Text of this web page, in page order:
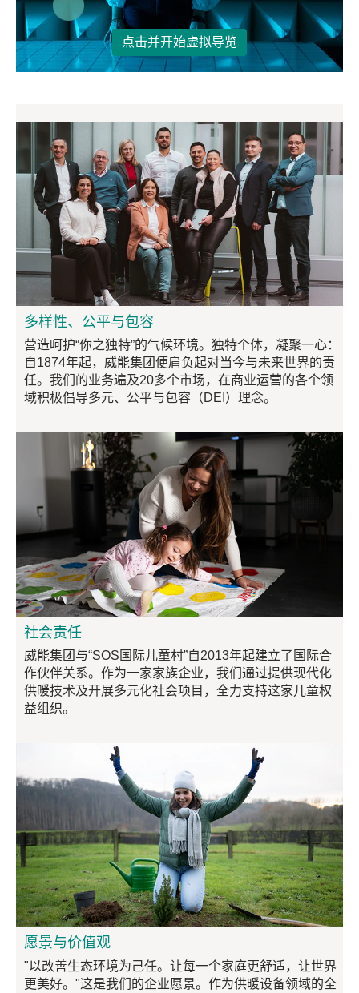
点击并开始虚拟导览
多样性、公平与包容
营造呵护“你之独特”的气候环境。独特个体，凝聚一心：
自1874年起，威能集团便肩负起对当今与未来世界的责
任。我们的业务遍及20多个市场，在商业运营的各个领
域积极倡导多元、公平与包容（DEI）理念。
社会责任
威能集团与“SOS国际儿童村”自2013年起建立了国际合
作伙伴关系。作为一家家族企业，我们通过提供现代化
供暖技术及开展多元化社会项目，全力支持这家儿童权
益组织。
愿景与价值观
"以改善生态环境为己任。让每一个家庭更舒适，让世界
更美好。"这是我们的企业愿景。作为供暖设备领域的全